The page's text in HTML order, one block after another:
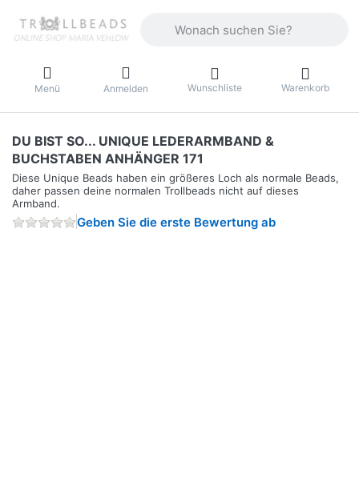
Menü Anmelden Wunschliste Warenkorb
DU BIST SO... UNIQUE LEDERARMBAND &
BUCHSTABEN ANHÄNGER 171
Diese Unique Beads haben ein größeres Loch als normale Beads,
daher passen deine normalen Trollbeads nicht auf dieses
Armband.
Geben Sie die erste Bewertung ab